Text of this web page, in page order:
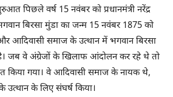
पिछले वर्ष 15 नवंबर को प्रधानमंत्री नरेंद्र
भगवान बिरसा मुंडा का जन्म 15 नवंबर 1875 को
आदिवासी समाज के उत्थान में भगवान बिरसा
है। जब वे अंग्रेजों के खिलाफ आंदोलन कर रहे थे तो
किया गया। वे आदिवासी समाज के नायक थे,
उत्थान के लिए संघर्ष किया।